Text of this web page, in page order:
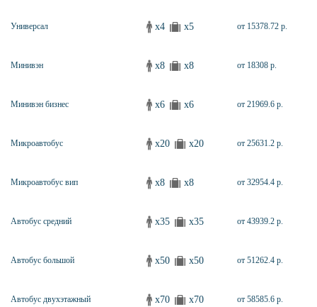
Универсал x4 x5 от 15378.72 р.
Минивэн x8 x8 от 18308 р.
Минивэн бизнес x6 x6 от 21969.6 р.
Микроавтобус x20 x20 от 25631.2 р.
Микроавтобус вип x8 x8 от 32954.4 р.
Автобус средний x35 x35 от 43939.2 р.
Автобус большой x50 x50 от 51262.4 р.
Автобус двухэтажный x70 x70 от 58585.6 р.